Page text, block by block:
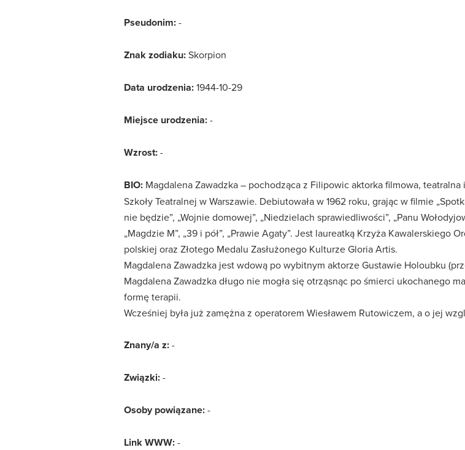
Pseudonim:-
Znak zodiaku:Skorpion
Data urodzenia:1944-10-29
Miejsce urodzenia:-
Wzrost:-
BIO: Magdalena Zawadzka – pochodząca z Filipowic aktorka filmowa,
Szkoły Teatralnej w Warszawie. Debiutowała w 1962 roku, grając w filmie
nie będzie”, „Wojnie domowej”, „Niedzielach sprawiedliwości”, „Panu
„Magdzie M”, „39 i pół”, „Prawie Agaty”. Jest laureatką Krzyża
polskiej oraz Złotego Medalu Zasłużonego Kulturze Gloria Artis.
Magdalena Zawadzka jest wdową po wybitnym aktorze Gustawie Holoubku
Magdalena Zawadzka długo nie mogła się otrząsnąc po śmierci ukochanego
formę terapii.
Wcześniej była już zamężna z operatorem Wiesławem Rutowiczem, a o jej
Znany/a z:-
Związki:-
Osoby powiązane:-
Link WWW:-